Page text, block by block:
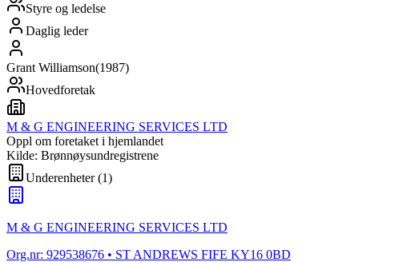
Styre og ledelse
Daglig leder
Grant Williamson(1987)
Hovedforetak
M & G ENGINEERING SERVICES LTD
Oppl om foretaket i hjemlandet
Kilde: Brønnøysundregistrene
Underenheter(1)
M & G ENGINEERING SERVICES LTD
Org.nr: 929538676 • ST ANDREWS FIFE KY16 0BD